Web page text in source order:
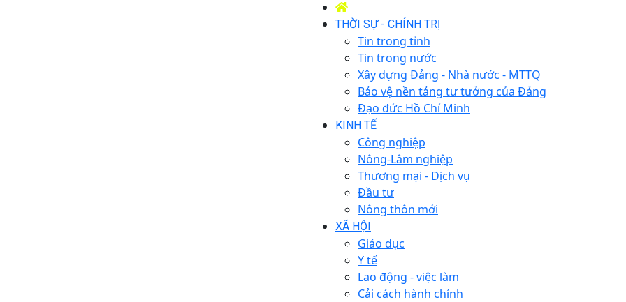
THỜI SỰ - CHÍNH TRỊ
Tin trong tỉnh
Tin trong nước
Xây dựng Đảng - Nhà nước - MTTQ
Bảo vệ nền tảng tư tưởng của Đảng
Đạo đức Hồ Chí Minh
KINH TẾ
Công nghiệp
Nông-Lâm nghiệp
Thương mại - Dịch vụ
Đầu tư
Nông thôn mới
XÃ HỘI
Giáo dục
Y tế
Lao động - việc làm
Cải cách hành chính